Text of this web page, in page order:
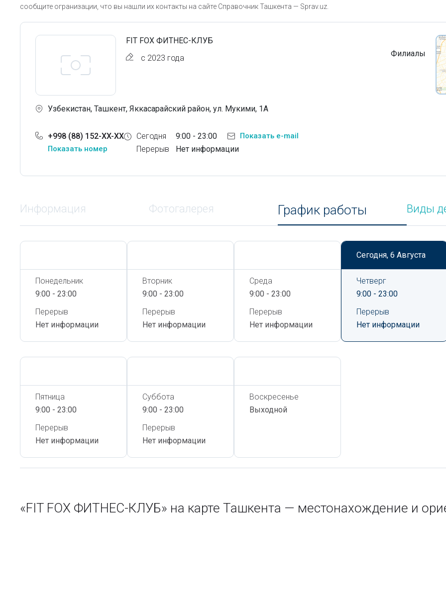
сообщите огранизации, что вы нашли их контакты на сайте Справочник Ташкента — Sprav.uz.
FIT FOX ФИТНЕС-КЛУБ
с 2023 года
Филиалы
Узбекистан, Ташкент, Яккасарайский район, ул. Мукими, 1А
+998 (88) 152-XX-XX
Показать номер
Сегодня
Перерыв
9:00 - 23:00
Нет информации
Показать e-mail
Информация Фотогалерея График работы Виды
Понедельник
9:00 - 23:00
Перерыв
Нет информации
Вторник
9:00 - 23:00
Перерыв
Нет информации
Среда
9:00 - 23:00
Перерыв
Нет информации
Сегодня, 6 Августа
Четверг
9:00 - 23:00
Перерыв
Нет информации
Пятница
9:00 - 23:00
Перерыв
Нет информации
Суббота
9:00 - 23:00
Перерыв
Нет информации
Воскресенье
Выходной
«FIT FOX ФИТНЕС-КЛУБ» на карте Ташкента — местонахождение и